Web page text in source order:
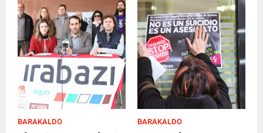
BARAKALDO BARAKALDO